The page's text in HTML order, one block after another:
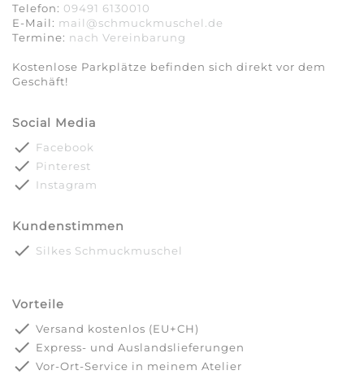
Telefon: 09491 6130010
E-Mail: mail@schmuckmuschel.de
Termine: nach Vereinbarung​​​​​​​
Kostenlose Parkplätze befinden sich direkt vor dem
Geschäft!
Social Media
done Facebook
done Pinterest
done Instagram
Kundenstimmen
done Silkes Schmuckmuschel
Vorteile
done Versand kostenlos (EU+CH)
done Express- und Auslandslieferungen
done Vor-Ort-Service in meinem Atelier